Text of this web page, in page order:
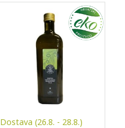
Dostava (26.8. - 28.8.)